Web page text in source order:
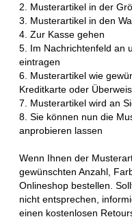
2. Musterartikel in der
3. Musterartikel in den
4. Zur Kasse gehen
5. Im Nachrichtenfeld an
eintragen
6. Musterartikel wie
Kreditkarte oder
7. Musterartikel wird an
8. Sie können nun die
anprobieren lassen
Wenn Ihnen der
gewünschten Anzahl,
Onlineshop bestellen.
nicht entsprechen,
einen kostenlosen